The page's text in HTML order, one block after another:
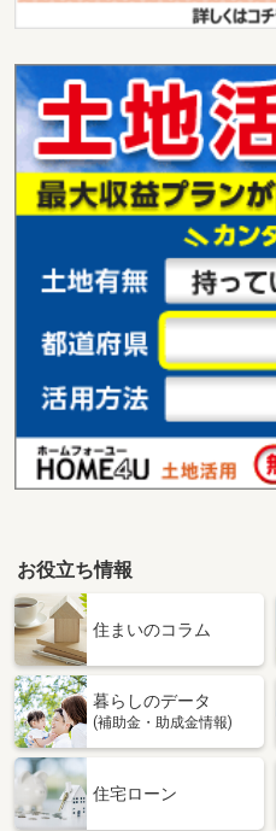
お役立ち情報
住まいのコラム
暮らしのデータ
(補助金・助成金情報)
住宅ローン